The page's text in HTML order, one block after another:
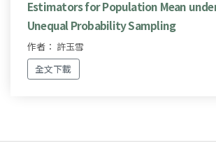
Estimators for Population Mean
Unequal Probability Sampling
作者： 許玉雪
全文下載